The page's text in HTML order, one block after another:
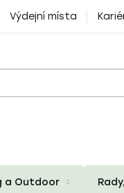
Výdejní místa
a Outdoor